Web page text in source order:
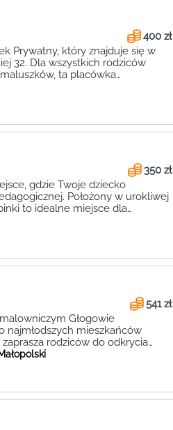
400 zł
Prywatny, który znajduje się w
32. Dla wszystkich rodziców
ta placówka
Akademii Małych Pociech
dziecka. Dzięki temu, małe
350 zł
gdzie Twoje dziecko
Położony w urokliwej
to idealne miejsce dla
przyjaznej atmosferze. W
dzieci jest priorytetem.
541 zł
Głogowie
najmłodszych mieszkańców
rodziców do odkrycia
mogły rozwijać się w
nr 4 w Głogowie to nie tylko